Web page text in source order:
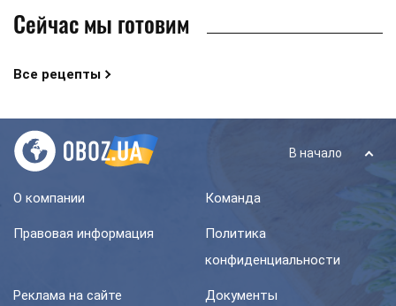
Сейчас мы готовим
Все рецепты
В начало
О компании Команда
Правовая информация
Политика
конфиденциальности
Реклама на сайте Документы